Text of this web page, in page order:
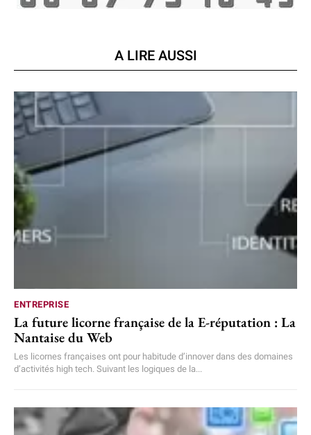
A LIRE AUSSI
ENTREPRISE
La future licorne française de la E-réputation : La
Nantaise du Web
Les licornes françaises ont pour habitude d’innover dans des domaines
d’activités high tech. Suivant les logiques de la...